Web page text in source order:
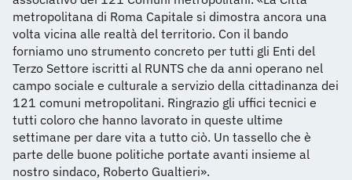
metropolitana di Roma Capitale si dimostra ancora una
volta vicina alle realtà del territorio. Con il bando
forniamo uno strumento concreto per tutti gli Enti del
Terzo Settore iscritti al RUNTS che da anni operano nel
campo sociale e culturale a servizio della cittadinanza dei
121 comuni metropolitani. Ringrazio gli uffici tecnici e
tutti coloro che hanno lavorato in queste ultime
settimane per dare vita a tutto ciò. Un tassello che è
parte delle buone politiche portate avanti insieme al
nostro sindaco, Roberto Gualtieri».